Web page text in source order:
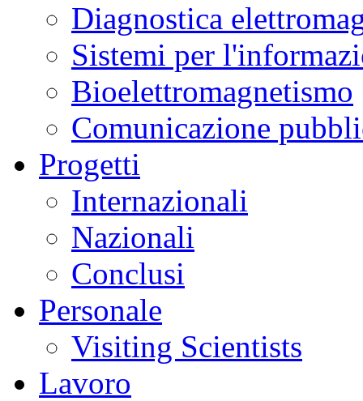
Diagnostica
Sistemi per
Bioelettromagnetismo
Comunicazione
Progetti
Internazionali
Nazionali
Conclusi
Personale
Visiting Scientists
Lavoro